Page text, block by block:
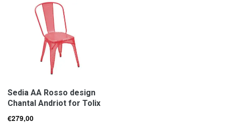
Sedia AA Rosso design
Chantal Andriot for Tolix
€279,00